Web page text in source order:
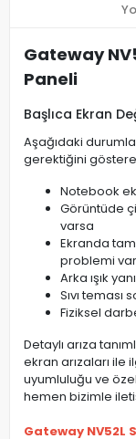
Gateway
Paneli
Başlıca Ekran
Aşağıdaki
gerektiğini
Notebook
Görüntüde
varsa
Ekranda
problemi
Arka ışık
Sıvı
Fiziksel
Detaylı arıza
ekran arızaları ile
uyumluluğu ve
hemen bizimle
Gateway NV52L